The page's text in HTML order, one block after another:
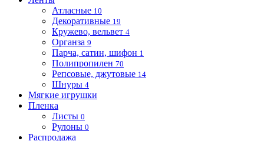
Атласные 10
Декоративные 19
Кружево, вельвет 4
Органза 9
Парча, сатин, шифон 1
Полипропилен 70
Репсовые, джутовые 14
Шнуры 4
Мягкие игрушки
Пленка
Листы 0
Рулоны 0
Распродажа